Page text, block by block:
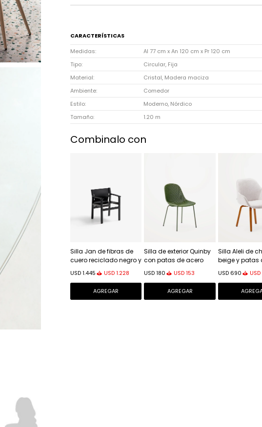
CARACTERÍSTICAS
Medidas
Al 77 cm x An 120 cm x Pr 120 cm
Tipo
Circular, Fija
Material
Cristal, Madera maciza
Ambiente
Comedor
Estilo
Moderno, Nórdico
Tamaño
1.20 m
Combinalo con
Silla Jan de fibras de
cuero reciclado negro y
madera maciza de
fresno con acabado
negro FSC 100%
USD1.445 USD1.228
Silla de exterior Quinby
con patas de acero
USD 180 USD 153
Silla Aleli de
beige y patas
madera
fresno con
nogal
USD 690 USD